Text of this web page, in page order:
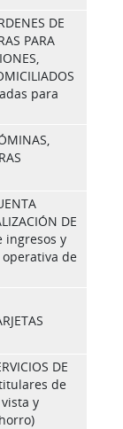
DE
PARA
para
DE
ingresos y
de
DE
de
y